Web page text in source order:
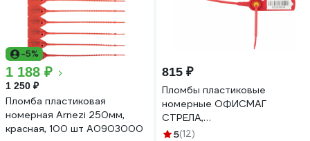
-5%
1 188 ₽
1 250 ₽
Пломба пластиковая
номерная Arnezi 250мм,
красная, 100 шт A0903000
815 ₽
Пломбы пластиковые
номерные ОФИСМАГ
СТРЕЛА,
самофиксирующиеся, длина
5(12)